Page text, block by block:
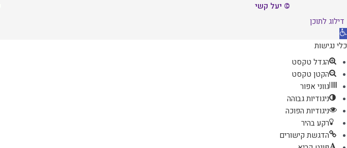
© יעל קשי
דילוג לתוכן
פתח
סרגל
נגישות
כלי נגישות
הגדל טקסט
הקטן טקסט
גווני אפור
ניגודיות גבוהה
ניגודיות הפוכה
רקע בהיר
הדגשת קישורים